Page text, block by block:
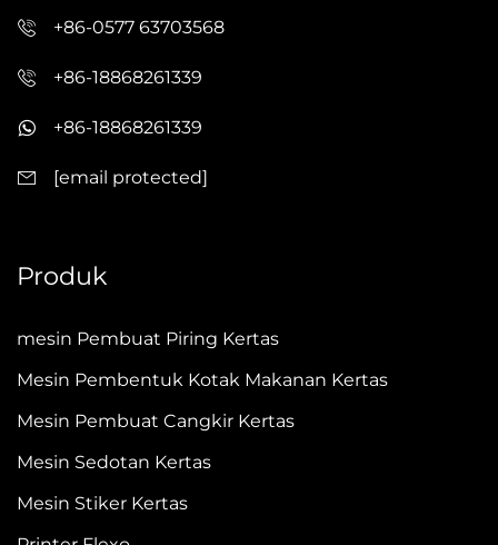
+86-0577 63703568
+86-18868261339
+86-18868261339
[email protected]
Produk
mesin Pembuat Piring Kertas
Mesin Pembentuk Kotak Makanan Kertas
Mesin Pembuat Cangkir Kertas
Mesin Sedotan Kertas
Mesin Stiker Kertas